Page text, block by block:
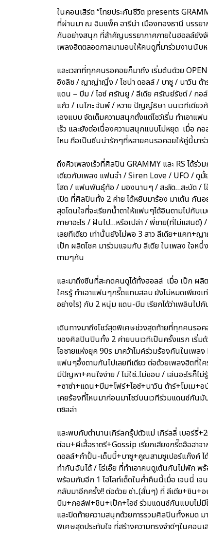
ในคอนเสิร์ต “ไทยประกันชีวิต presents
ที่ผ่านมา ณ อิมแพ็ค อารีน่า เมืองทองธานี บรรย
กันอย่างสนุก ที่สำคัญบรรยากาศภายในฮอลล์ยัง
เพลงฮิตตลอดกาลมามอบให้คนดูที่มาร่วมงานนับ
และเวลาที่ทุกคนรอคอยก็มาถึง เริ่มต้นด้วย
อิงลิช / ญาญ่าญิ๋ง / ไชน่า ดอลล์ / บาซู / นาวิน ต้
แดน – บีม / ไอซ์ ศรัณยู / ลีเดีย ศรัณย์รัชต์ / กอ
แก้ว / เนโกะ จัมพ์ / หวาย ปัญญ์ธิษา บนเวทีเดีย
เองแบบ จัดเต็มความสนุกตั้งแต่โชว์เริ่ม ทำเอาแ
เร็ว และยังต่อเนื่องความสนุกแบบไม่หยุด เมื่อ
ไหม ถือเป็นซีนน่ารักๆที่หลายคนรอคอยให้คู่นี้มาร่
ถึงคิวเพลงเร็วที่ศิลปิน GRAMMY และ RS ได้ร่
เดียวกับเพลง แฟนจ๋า / Siren Love / UFO / ดู
โสด / แฟนพันธุ์ท้อ / มองนานๆ / สะลัด…สะบัด /
เปิด ที่ศิลปินทั้ง 2 ค่าย ได้หยิบมาร้อง มาเต้น กัน
สุดโดนใจที่จะเรียกน้ำตาให้แฟนๆได้อินตามไปกั
ภาษาอะไร / ฝันไป…หรือเปล่า / พี่ชาย(ที่ไม่แสนดี)
เลยทีเดียว เท่านั้นยังไม่พอ 3 สาว ลีเดีย+แคท+
เป๊ก ผลิตโชค มาร่วมแจมกับ ลีเดีย ในเพลง ใจห
ตามๆกัน
และมาถึงซีนที่สะกดคนดูได้ทั้งฮอลล์ เมื่อ เป๊ก ผลิ
ใครรู้ ทำเอาแฟนๆกรี๊ดแทบสลบ ยังไม่หมดเพียงเ
อย่างไร) กับ 2 หนุ่ม แดน-บีม เรียกได้ว่าเพลินไป
เดินทางมาถึงโชว์สุดพิเศษช่วงสุดท้ายที่ทุกคนรอ
ของศิลปินปินทั้ง 2 ค่ายบนเวทีเป็นครั้งแรก เริ่ม
โอชายแห่งยุค 90s มาคว้าไมค์ร่วมร้องกันในเพลง
แฟนๆอึ้งตามกันไปเลยทีเดียว ต่อด้วยเพลงฮิตที่
มีปัญหา+คนใจง่าย / ไม่ใช่..ไม่ชอบ / เล่นอะไรก็
+ซาซ่า+แดน+บีม+โฟร์+ไอซ์+นาวิน ต้าร์+โมเม
เคยร้องที่ไหนมาก่อนมาโชว์บนเวทีร่วมแดนซ์กัน
ตซิลล่า
และพบกับตำนานเกิร์ลกรุ๊ปตัวแม่ เกิร์ลลี่ เบอร์
ต่อม+ผีเสื้อราตรี+Gossip เรียกเสียงกรี๊ดฮือฮา
ดอลล์+กำปั้น-เด็บบี้+บาซู+คูณสามซูเปอร์แก๊งค์ ไ
ทำกันฉันได้ / โธ่เอ๊ย ที่ทำเอาคนดูเต้นกันไม่พัก พ
พร้อมกับอีก 1 ไฮไลท์เด็ดในค่ำคืนนี้เมื่อ เจนนี่ เ
กลับมาอีกครั้ง!! ต่อด้วย ซ่า..(สั่นๆ) ที่ ลีเดีย+ชิน
บีม+กอล์ฟ+ชิน+เป๊ก+ไอซ์ ร่วมแดนซ์กันแบบไม่
และปิดท้ายความสนุกด้วยการรวมศิลปินทั้งหมด
พิเศษสุดประทับใจ ที่สร้างความทรงจำดีๆในคอนเ